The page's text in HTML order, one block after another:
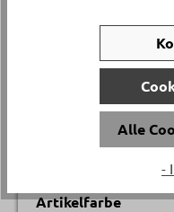
Bezugsmaterial
Artikelfarbe
Alle
-